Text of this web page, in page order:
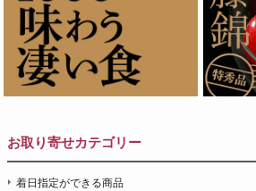
お取り寄せカテゴリー
着日指定ができる商品